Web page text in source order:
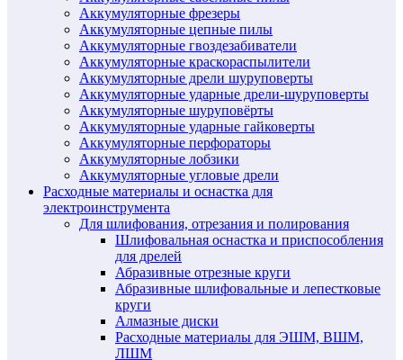
Аккумуляторные фрезеры
Аккумуляторные цепные пилы
Аккумуляторные гвоздезабиватели
Аккумуляторные краскораспылители
Аккумуляторные дрели шуруповерты
Аккумуляторные ударные дрели-шуруповерты
Аккумуляторные шуруповёрты
Аккумуляторные ударные гайковерты
Аккумуляторные перфораторы
Аккумуляторные лобзики
Аккумуляторные угловые дрели
Расходные материалы и оснастка для
электроинструмента
Для шлифования, отрезания и полирования
Шлифовальная оснастка и приспособления
для дрелей
Абразивные отрезные круги
Абразивные шлифовальные и лепестковые
круги
Алмазные диски
Расходные материалы для ЭШМ, ВШМ,
ЛШМ